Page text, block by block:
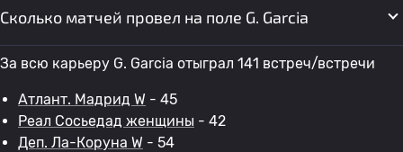
Сколько матчей провел на поле G. Garcia
За всю карьеру G. Garcia отыграл 141 встреч/встречи
Атлант. Мадрид W - 45
Реал Сосьедад женщины - 42
Деп. Ла-Коруна W - 54